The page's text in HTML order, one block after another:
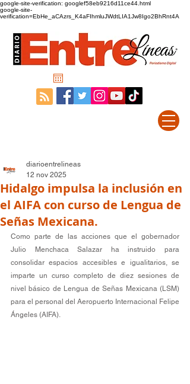
google-site-verification: googlef58eb9216d11ce44.html
google-site-
verification=EbHe_aCAzrs_K4aFIhmluJWdtLIA1Jw8Igo2BhRnt4A
Hidalgo impulsa la inclusión en
el AIFA con curso de Lengua de
Señas Mexicana.
diarioentrelineas
12 nov 2025
Como parte de las acciones que el gobernador
Julio Menchaca Salazar ha instruido para
consolidar espacios accesibles e igualitarios, se
imparte un curso completo de diez sesiones de
nivel básico de Lengua de Señas Mexicana (LSM)
para el personal del Aeropuerto Internacional Felipe
Ángeles (AIFA).